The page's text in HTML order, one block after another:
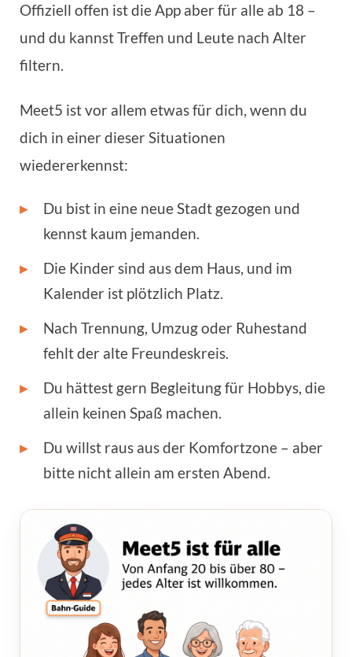
Offiziell offen ist die App aber für alle ab 18 –
und du kannst Treffen und Leute nach Alter
filtern.
Meet5 ist vor allem etwas für dich, wenn du
dich in einer dieser Situationen
wiedererkennst:
▸
Du bist in eine neue Stadt gezogen und
kennst kaum jemanden.
▸
Die Kinder sind aus dem Haus, und im
Kalender ist plötzlich Platz.
▸
Nach Trennung, Umzug oder Ruhestand
fehlt der alte Freundeskreis.
▸
Du hättest gern Begleitung für Hobbys, die
allein keinen Spaß machen.
▸
Du willst raus aus der Komfortzone – aber
bitte nicht allein am ersten Abend.